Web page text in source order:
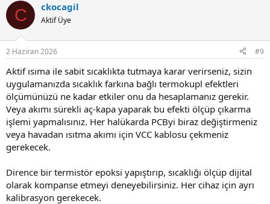
C ckocagil
Aktif Üye
2 Haziran 2026 #9
Aktif ısıma ile sabit sıcaklıkta tutmaya karar verirseniz, sizin
uygulamanızda sıcaklık farkına bağlı termokupl efektleri
ölçümünüzü ne kadar etkiler onu da hesaplamanız gerekir.
Veya akımı sürekli aç-kapa yaparak bu efekti ölçüp çıkarma
işlemi yapmalısınız. Her halükarda PCByi biraz değiştirmeniz
veya havadan ısıtma akımı için VCC kablosu çekmeniz
gerekecek.
Dirence bir termistör epoksi yapıştırıp, sıcaklığı ölçüp dijital
olarak kompanse etmeyi deneyebilirsiniz. Her cihaz için ayrı
kalibrasyon gerekecek.